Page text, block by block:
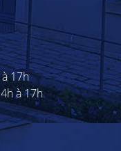
17h
à 17h